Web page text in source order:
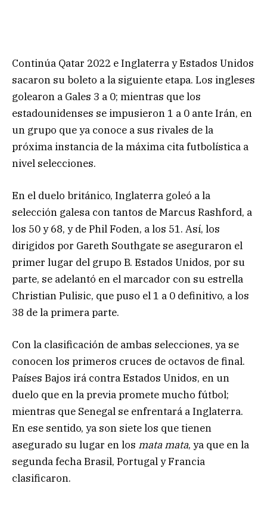
Continúa Qatar 2022 e Inglaterra y Estados Unidos
sacaron su boleto a la siguiente etapa. Los ingleses
golearon a Gales 3 a 0; mientras que los
estadounidenses se impusieron 1 a 0 ante Irán, en
un grupo que ya conoce a sus rivales de la
próxima instancia de la máxima cita futbolística a
nivel selecciones.
En el duelo británico, Inglaterra goleó a la
selección galesa con tantos de Marcus Rashford, a
los 50 y 68, y de Phil Foden, a los 51. Así, los
dirigidos por Gareth Southgate se aseguraron el
primer lugar del grupo B. Estados Unidos, por su
parte, se adelantó en el marcador con su estrella
Christian Pulisic, que puso el 1 a 0 definitivo, a los
38 de la primera parte.
Con la clasificación de ambas selecciones, ya se
conocen los primeros cruces de octavos de final.
Países Bajos irá contra Estados Unidos, en un
duelo que en la previa promete mucho fútbol;
mientras que Senegal se enfrentará a Inglaterra.
En ese sentido, ya son siete los que tienen
asegurado su lugar en los mata mata, ya que en la
segunda fecha Brasil, Portugal y Francia
clasificaron.